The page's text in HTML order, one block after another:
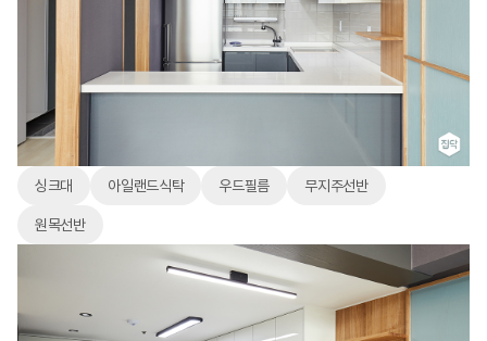
싱크대 아일랜드식탁 우드필름 무지주선반
원목선반